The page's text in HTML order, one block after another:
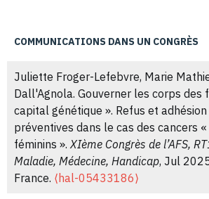
Anne-Lise Dall'Agnola. Baptiste
(3), pp.609-612.⟨10.3917/
04095275⟩
COMMUNICATIONS DANS UN CONGRÈS
Juliette Froger-Lefebvre, Marie
Dall'Agnola. Gouverner les corps des
capital génétique ». Refus et
préventives dans le cas des cancers
féminins ». XIème Congrès de l’AFS,
Maladie, Médecine, Handicap, Jul
France. ⟨hal-05433186⟩